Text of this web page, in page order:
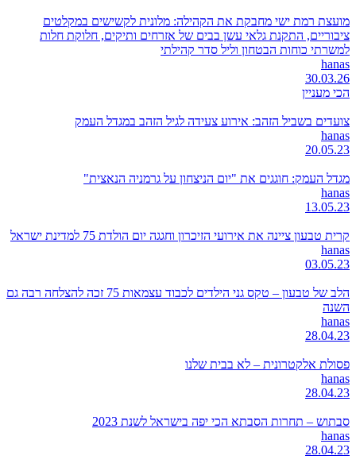
מועצת רמת ישי מחבקת את הקהילה: מלונית לקשישים במקלטים
ציבוריים, התקנת גלאי עשן בבים של אזרחים ותיקים, חלוקת חלות
למשרתי כוחות הבטחון וליל סדר קהילתי
hanas
30.03.26
הכי מעניין
צועדים בשביל הזהב: אירוע צעידה לגיל הזהב במגדל העמק
hanas
20.05.23
מגדל העמק: חוגגים את "יום הניצחון על גרמניה הנאצית"
hanas
13.05.23
קרית טבעון ציינה את אירועי הזיכרון וחגגה יום הולדת 75 למדינת ישראל
hanas
03.05.23
הלב של טבעון – טקס גני הילדים לכבוד עצמאות 75 זכה להצלחה רבה גם
השנה
hanas
28.04.23
פסולת אלקטרונית – לא בבית שלנו
hanas
28.04.23
סבתוש – תחרות הסבתא הכי יפה בישראל לשנת 2023
hanas
28.04.23